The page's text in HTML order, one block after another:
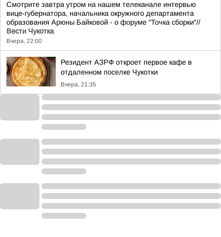
Смотрите завтра утром на нашем телеканале интервью
вице-губернатора, начальника окружного департамента
образования Арюны Байковой - о форуме "Точка сборки"//
Вести Чукотка
Вчера, 22:00
Резидент АЗРФ откроет первое кафе в
отдаленном поселке Чукотки
Вчера, 21:35